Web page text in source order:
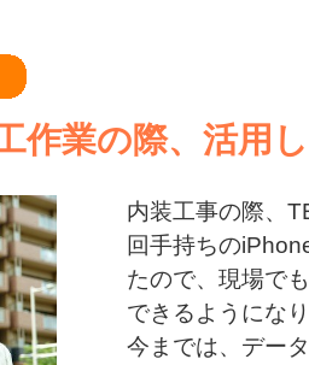
作業の際、活用
内装工事の際、
回手持ちの
たので、現場で
できるようにな
今までは、デー